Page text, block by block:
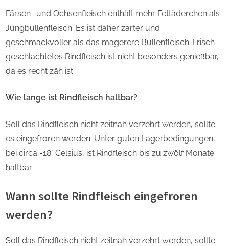
Färsen- und Ochsenfleisch enthält mehr Fettäderchen als
Jungbullenfleisch. Es ist daher zarter und
geschmackvoller als das magerere Bullenfleisch. Frisch
geschlachtetes Rindfleisch ist nicht besonders genießbar,
da es recht zäh ist.
Wie lange ist Rindfleisch haltbar?
Soll das Rindfleisch nicht zeitnah verzehrt werden, sollte
es eingefroren werden. Unter guten Lagerbedingungen,
bei circa -18° Celsius, ist Rindfleisch bis zu zwölf Monate
haltbar.
Wann sollte Rindfleisch eingefroren
werden?
Soll das Rindfleisch nicht zeitnah verzehrt werden, sollte